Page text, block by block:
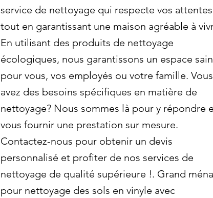
service de nettoyage qui respecte vos attentes
tout en garantissant une maison agréable à
En utilisant des produits de nettoyage
écologiques, nous garantissons un espace sain
pour vous, vos employés ou votre famille. Vous
avez des besoins spécifiques en matière de
nettoyage? Nous sommes là pour y répondre
vous fournir une prestation sur mesure.
Contactez-nous pour obtenir un devis
personnalisé et profiter de nos services de
nettoyage de qualité supérieure !. Grand
pour nettoyage des sols en vinyle avec